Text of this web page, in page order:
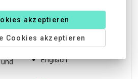
Gesprochene
Sprachen
Norwegisch
Englisch
akzeptieren
Cookies akzeptieren